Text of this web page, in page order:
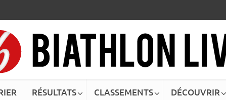
RÉSULTATS CLASSEMENTS DÉCOUVRIR